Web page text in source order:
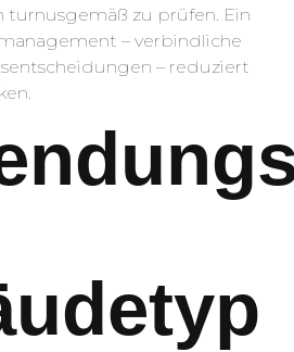
turnusgemäß zu prüfen. Ein
– verbindliche
– reduziert